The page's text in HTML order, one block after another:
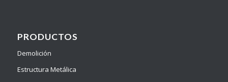
PRODUCTOS
Demolición
Estructura Metálica